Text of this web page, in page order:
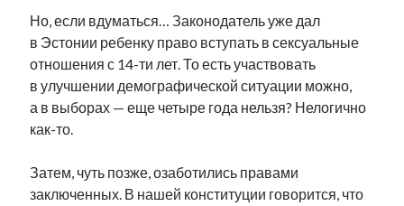
mstalnuhhin@gmail.com
Отзывы и предложения по блогу:
anton.stalnuhhin@gmail.com
Но, если вдуматься… Законодатель уже дал
в Эстонии ребенку право вступать в сексуальные
отношения с 14-ти лет. То есть участвовать
в улучшении демографической ситуации можно,
а в выборах — еще четыре года нельзя? Нелогично
как-то.
Затем, чуть позже, озаботились правами
заключенных. В нашей конституции говорится, что